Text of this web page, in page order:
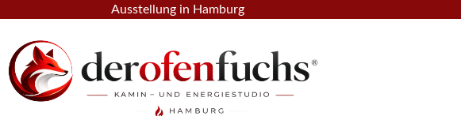
Ausstellung in Hamburg